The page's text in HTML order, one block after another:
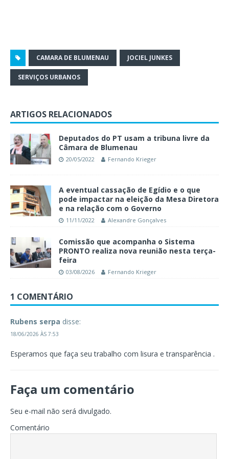
CAMARA DE BLUMENAU JOCIEL JUNKES
SERVIÇOS URBANOS
ARTIGOS RELACIONADOS
Deputados do PT usam a tribuna livre da
Câmara de Blumenau
20/05/2022 Fernando Krieger
A eventual cassação de Egídio e o que
pode impactar na eleição da Mesa Diretora
e na relação com o Governo
11/11/2022 Alexandre Gonçalves
Comissão que acompanha o Sistema
PRONTO realiza nova reunião nesta terça-
feira
03/08/2026 Fernando Krieger
1 COMENTÁRIO
Rubens serpa disse:
18/06/2026 ÀS 7:53
Esperamos que faça seu trabalho com lisura e transparência .
Faça um comentário
Seu e-mail não será divulgado.
Comentário